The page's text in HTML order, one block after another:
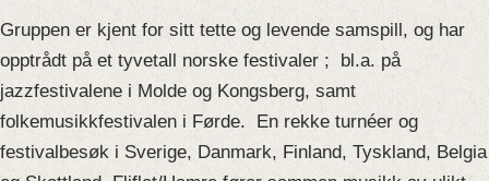
Gruppen er kjent for sitt tette og levende samspill, og har
opptrådt på et tyvetall norske festivaler ; bl.a. på
jazzfestivalene i Molde og Kongsberg, samt
folkemusikkfestivalen i Førde. En rekke turnéer og
festivalbesøk i Sverige, Danmark, Finland, Tyskland, Belgia